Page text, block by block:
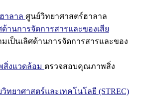
าลาล ศูนย์วิทยาศาสตร์ฮาลาล
านการจัดการสารและของเสีย
เป็นเลิศด้านการจัดการสารและของ
งแวดล้อม ตรวจสอบคุณภาพสิ่ง
ทยาศาสตร์และเทคโนโลยี (STREC)